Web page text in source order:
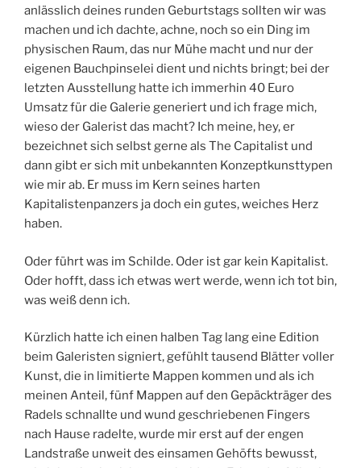
anlässlich deines runden Geburtstags sollten wir was
machen und ich dachte, achne, noch so ein Ding im
physischen Raum, das nur Mühe macht und nur der
eigenen Bauchpinselei dient und nichts bringt; bei der
letzten Ausstellung hatte ich immerhin 40 Euro
Umsatz für die Galerie generiert und ich frage mich,
wieso der Galerist das macht? Ich meine, hey, er
bezeichnet sich selbst gerne als The Capitalist und
dann gibt er sich mit unbekannten Konzeptkunsttypen
wie mir ab. Er muss im Kern seines harten
Kapitalistenpanzers ja doch ein gutes, weiches Herz
haben.
Oder führt was im Schilde. Oder ist gar kein Kapitalist.
Oder hofft, dass ich etwas wert werde, wenn ich tot bin,
was weiß denn ich.
Kürzlich hatte ich einen halben Tag lang eine Edition
beim Galeristen signiert, gefühlt tausend Blätter voller
Kunst, die in limitierte Mappen kommen und als ich
meinen Anteil, fünf Mappen auf den Gepäckträger des
Radels schnallte und wund geschriebenen Fingers
nach Hause radelte, wurde mir erst auf der engen
Landstraße unweit des einsamen Gehöfts bewusst,